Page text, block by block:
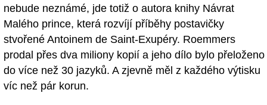
nebude neznámé, jde totiž o autora knihy Návrat
Malého prince, která rozvíjí příběhy postavičky
stvořené Antoinem de Saint-Exupéry. Roemmers
prodal přes dva miliony kopií a jeho dílo bylo přeloženo
do více než 30 jazyků. A zjevně měl z každého výtisku
víc než pár korun.